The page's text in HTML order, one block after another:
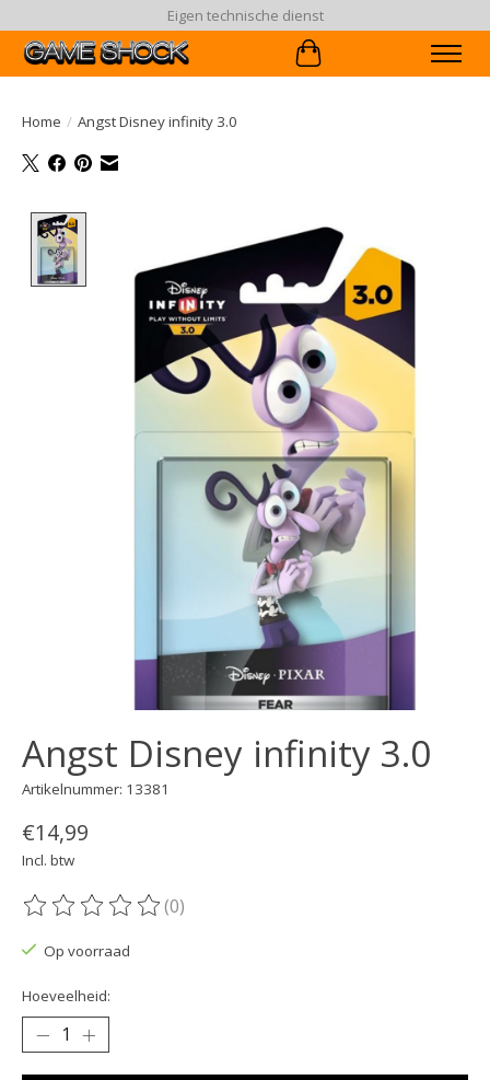
Eigen technische dienst
Winkelwagen
Home / Angst Disney infinity 3.0
Product image slideshow Items
Angst Disney infinity 3.0
Artikelnummer: 13381
€14,99
Incl. btw
De beoordeling van dit product is
(0)
Op voorraad
Hoeveelheid: